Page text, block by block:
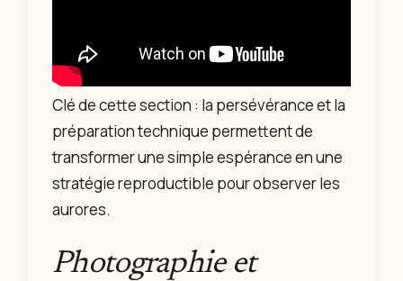
Clé de cette section : la persévérance et la
préparation technique permettent de
transformer une simple espérance en une
stratégie reproductible pour observer les
aurores.
Photographie et